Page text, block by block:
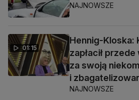
NAJNOWSZE
01:15
Hennig-Kloska:
zapłacił
za swoją
i
NAJNOWSZE